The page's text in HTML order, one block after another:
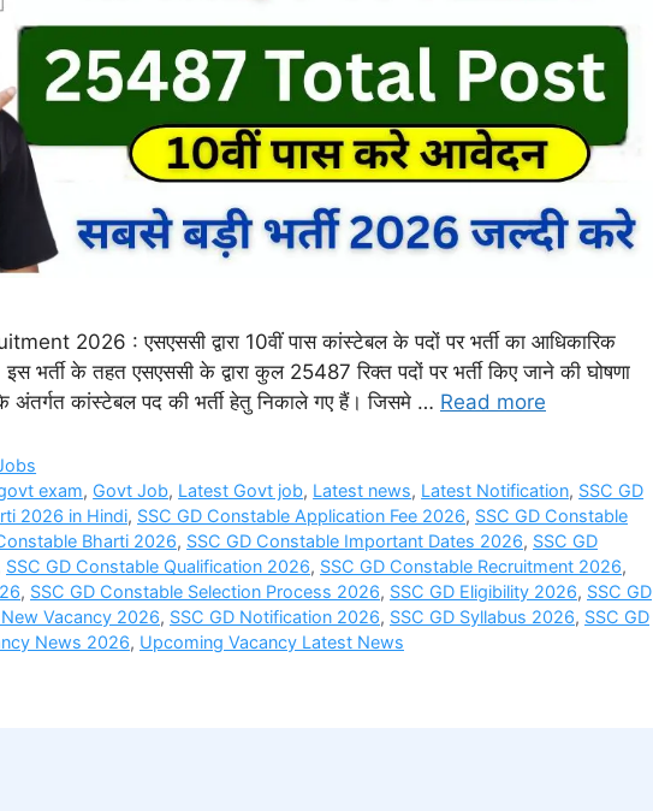
2026 : एसएससी द्वारा 10वीं पास कांस्टेबल के पदों पर भर्ती का आधिकारिक
भर्ती के तहत एसएससी के द्वारा कुल 25487 रिक्त पदों पर भर्ती किए जाने की घोषणा
कांस्टेबल पद की भर्ती हेतु निकाले गए हैं। जिसमे … Read more
exam, Govt Job, Latest Govt job, Latest news, Latest Notification, SSC GD
2026 in Hindi, SSC GD Constable Application Fee 2026, SSC GD Constable
Bharti 2026, SSC GD Constable Important Dates 2026, SSC GD
SSC GD Constable Qualification 2026, SSC GD Constable Recruitment 2026,
, SSC GD Constable Selection Process 2026, SSC GD Eligibility 2026, SSC GD
New Vacancy 2026, SSC GD Notification 2026, SSC GD Syllabus 2026, SSC GD
News 2026, Upcoming Vacancy Latest News